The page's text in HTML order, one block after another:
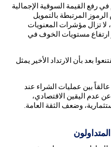
رفع القيمة السوقية الإجمالية
المرتبطة بالتمويل
تزال مؤشرات المعنويات
مستويات الخوف في
بعد بأن الارتداد الأخير يمثل
عالقاً بين عمليات الشراء عند
عدم اليقين الاقتصادي،
وضعف الثقة العامة.